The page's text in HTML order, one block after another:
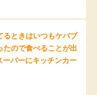
るときはいつもケバブ
たので食べることが出
パーにキッチンカー